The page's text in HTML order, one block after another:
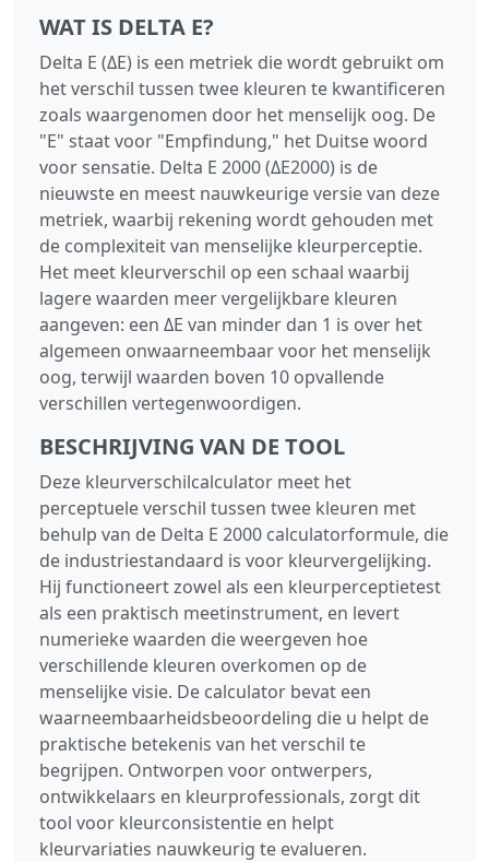
WAT IS DELTA E?
Delta E (ΔE) is een metriek die wordt gebruikt om
het verschil tussen twee kleuren te kwantificeren
zoals waargenomen door het menselijk oog. De
"E" staat voor "Empfindung," het Duitse woord
voor sensatie. Delta E 2000 (ΔE2000) is de
nieuwste en meest nauwkeurige versie van deze
metriek, waarbij rekening wordt gehouden met
de complexiteit van menselijke kleurperceptie.
Het meet kleurverschil op een schaal waarbij
lagere waarden meer vergelijkbare kleuren
aangeven: een ΔE van minder dan 1 is over het
algemeen onwaarneembaar voor het menselijk
oog, terwijl waarden boven 10 opvallende
verschillen vertegenwoordigen.
BESCHRIJVING VAN DE TOOL
Deze kleurverschilcalculator meet het
perceptuele verschil tussen twee kleuren met
behulp van de Delta E 2000 calculatorformule, die
de industriestandaard is voor kleurvergelijking.
Hij functioneert zowel als een kleurperceptietest
als een praktisch meetinstrument, en levert
numerieke waarden die weergeven hoe
verschillende kleuren overkomen op de
menselijke visie. De calculator bevat een
waarneembaarheidsbeoordeling die u helpt de
praktische betekenis van het verschil te
begrijpen. Ontworpen voor ontwerpers,
ontwikkelaars en kleurprofessionals, zorgt dit
tool voor kleurconsistentie en helpt
kleurvariaties nauwkeurig te evalueren.